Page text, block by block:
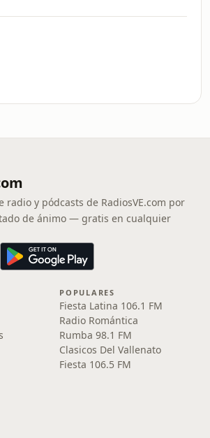
radio y pódcasts de RadiosVE.com por
de ánimo — gratis en cualquier
POPULARES
Fiesta Latina 106.1 FM
Radio Romántica
Rumba 98.1 FM
Clasicos Del Vallenato
Fiesta 106.5 FM